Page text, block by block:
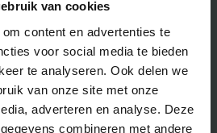
van cookies
content en advertenties te
voor social media te bieden
te analyseren. Ook delen we
van onze site met onze
adverteren en analyse. Deze
combineren met andere